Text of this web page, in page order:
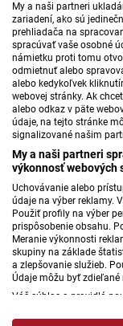
My a naši partneri
zariadení, ako sú
prehliadača na
spracúvať vaše osobné
námietku proti tomu
odmietnuť alebo
alebo kedykoľvek
webovej stránky. Ak
alebo odkaz v päte
údaje, na tejto stránke
signalizované našim
My a naši partneri
výkonnosť webových
Uchovávanie alebo
údaje na výber reklamy.
Použiť profily na výber
prispôsobenie obsahu.
Meranie výkonnosti
skupiny na základe
a zlepšovanie služieb.
Údaje môžu byť zdieľané
Váš súhlas a pravidlá
Stred, Rádio Regina
Jednotka
Dvojka
24
Šport
Správy STVR
Podcasty
Mobilné aplikácie